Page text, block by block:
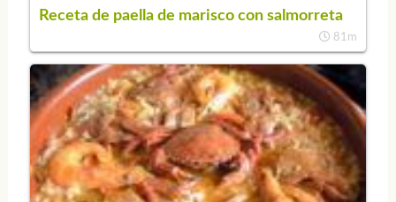
Receta de paella de marisco con salmorreta
81m